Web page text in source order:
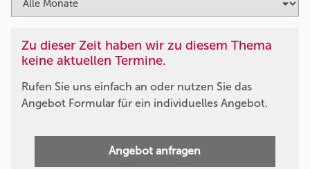
Zu dieser Zeit haben wir zu diesem Thema
keine aktuellen Termine.
Rufen Sie uns einfach an oder nutzen Sie das
Angebot Formular für ein individuelles Angebot.
Angebot anfragen